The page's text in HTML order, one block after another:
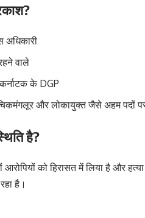
अधिकारी
वाले
के DGP
चिकमंगलूर और लोकायुक्त जैसे अहम पदों
है?
को हिरासत में लिया है और
है।